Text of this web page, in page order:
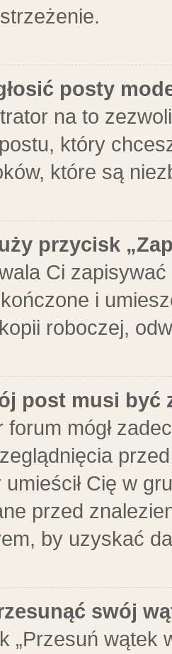
posty
na to
który
które są
przycisk
Ci
i
roboczej,
post musi być
forum mógł
Cię w
przed
by uzyskać
swój
„Przesuń wątek